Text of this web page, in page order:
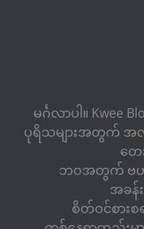
မင်္ဂလာပါ။
ပုရိသများအတွက် အလှ
တေ
ဘဝအတွက် ဗဟု
အခ
စိတ်ဝင်စားစရ